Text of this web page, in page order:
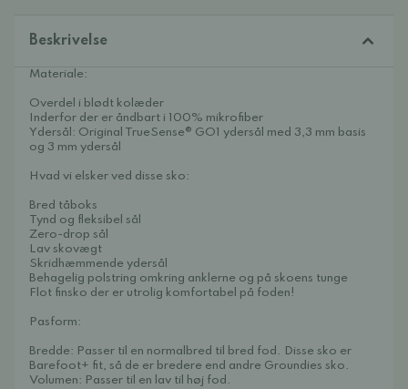
Beskrivelse
Materiale:
Overdel i blødt kolæder
Inderfor der er åndbart i 100% mikrofiber
Ydersål: Original TrueSense® GO1 ydersål med 3,3 mm basis
og 3 mm ydersål
Hvad vi elsker ved disse sko:
Bred tåboks
Tynd og fleksibel sål
Zero-drop sål
Lav skovægt
Skridhæmmende ydersål
Behagelig polstring omkring anklerne og på skoens tunge
Flot finsko der er utrolig komfortabel på foden!
Pasform:
Bredde: Passer til en normalbred til bred fod. Disse sko er
Barefoot+ fit, så de er bredere end andre Groundies sko.
Volumen: Passer til en lav til høj fod.